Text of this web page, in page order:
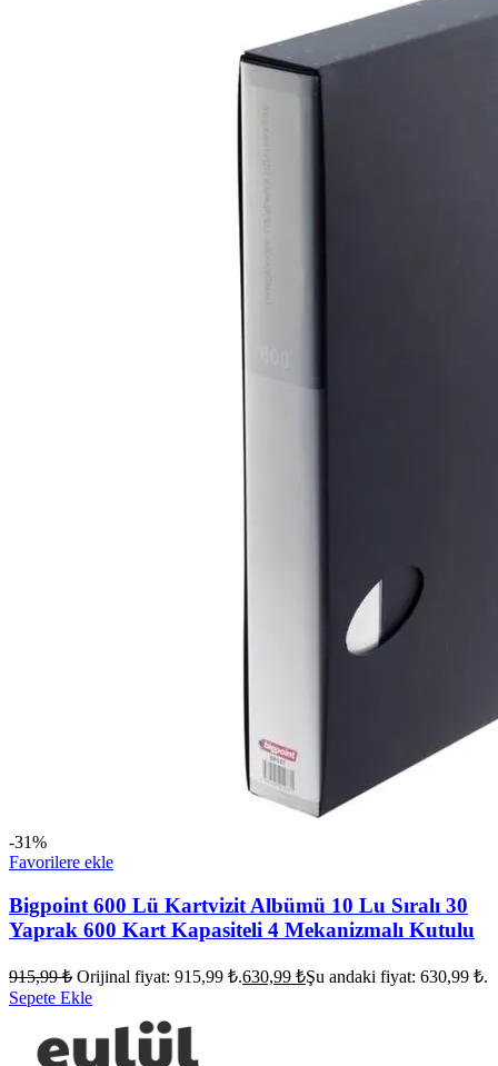
-31%
Favorilere ekle
Bigpoint 600 Lü Kartvizit Albümü 10 Lu Sıralı 30
Yaprak 600 Kart Kapasiteli 4 Mekanizmalı Kutulu
915,99₺ Orijinal fiyat: 915,99 ₺.630,99 ₺Şu andaki fiyat: 630,99 ₺.
Sepete Ekle